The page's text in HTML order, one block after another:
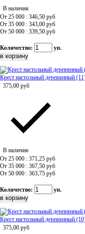
В наличии
От 25 000 : 346,50 руб
От 35 000 : 343,00 руб
От 50 000 : 339,50 руб
Количество: уп.
Крест настольный деревянный
375,00 руб
В наличии
От 25 000 : 371,25 руб
От 35 000 : 367,50 руб
От 50 000 : 363,75 руб
Количество: уп.
Крест настольный деревянный
375,00 руб